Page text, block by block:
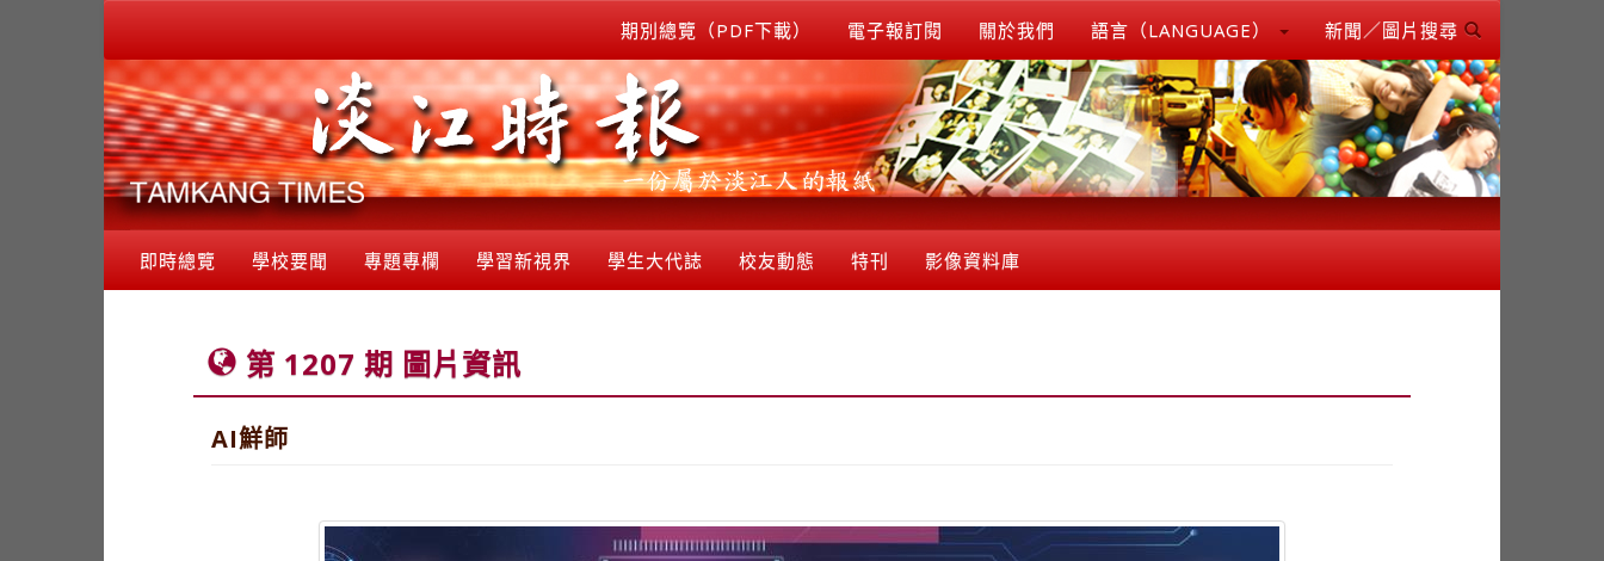
期別總覽（PDF下載） 電子報訂閱 關於我們 語言（LANGUAGE） 新聞／圖片搜尋
即時總覽 學校要聞 專題專欄 學習新視界 學生大代誌 校友動態 特刊 影像資料庫
第 1207 期 圖片資訊
AI鮮師